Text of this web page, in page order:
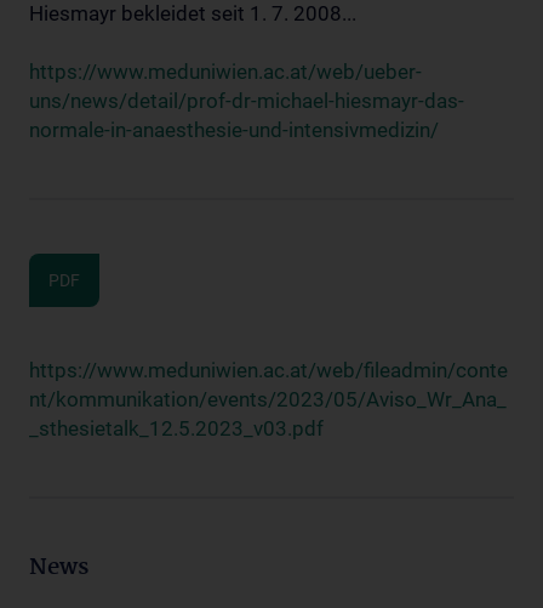
Hiesmayr bekleidet seit 1. 7. 2008...
https://www.meduniwien.ac.at/web/ueber-
uns/news/detail/prof-dr-michael-hiesmayr-das-
normale-in-anaesthesie-und-intensivmedizin/
PDF
https://www.meduniwien.ac.at/web/fileadmin/conte
nt/kommunikation/events/2023/05/Aviso_Wr_Ana_
_sthesietalk_12.5.2023_v03.pdf
News